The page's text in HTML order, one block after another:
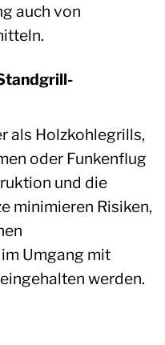
auch von
als Holzkohlegrills,
oder Funkenflug
und die
minimieren Risiken,
Umgang mit
werden.